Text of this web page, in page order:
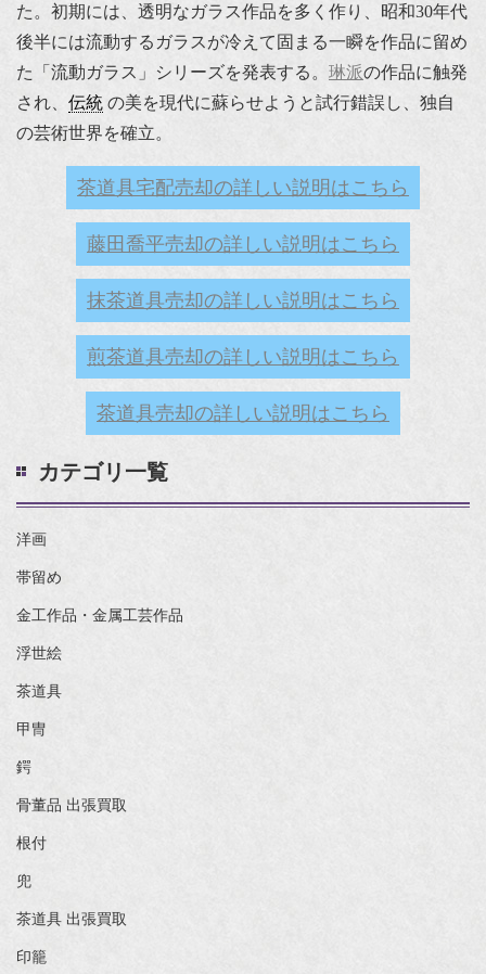
た。初期には、透明なガラス作品を多く作り、昭和30年代
後半には流動するガラスが冷えて固まる一瞬を作品に留め
た「流動ガラス」シリーズを発表する。 琳派の作品に触発
され、 伝統 の美を現代に蘇らせようと試行錯誤し、独自
の芸術世界を確立。
茶道具宅配売却の詳しい説明はこちら
藤田喬平売却の詳しい説明はこちら
抹茶道具売却の詳しい説明はこちら
煎茶道具売却の詳しい説明はこちら
茶道具売却の詳しい説明はこちら
カテゴリ一覧
洋画
帯留め
金工作品・金属工芸作品
浮世絵
茶道具
甲冑
鍔
骨董品 出張買取
根付
兜
茶道具 出張買取
印籠